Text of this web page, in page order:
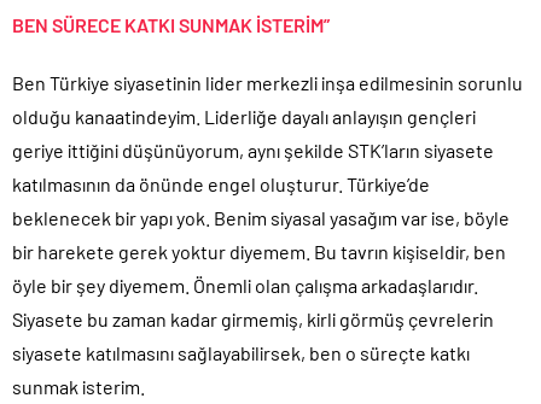
BEN SÜRECE KATKI SUNMAK İSTERİM”
Ben Türkiye siyasetinin lider merkezli inşa edilmesinin sorunlu
olduğu kanaatindeyim. Liderliğe dayalı anlayışın gençleri
geriye ittiğini düşünüyorum, aynı şekilde STK’ların siyasete
katılmasının da önünde engel oluşturur. Türkiye’de
beklenecek bir yapı yok. Benim siyasal yasağım var ise, böyle
bir harekete gerek yoktur diyemem. Bu tavrın kişiseldir, ben
öyle bir şey diyemem. Önemli olan çalışma arkadaşlarıdır.
Siyasete bu zaman kadar girmemiş, kirli görmüş çevrelerin
siyasete katılmasını sağlayabilirsek, ben o süreçte katkı
sunmak isterim.